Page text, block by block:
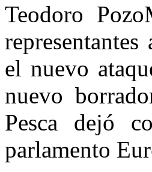
Teodoro Pozo
el nuevo
nuevo
Pesca dejó
parlamento